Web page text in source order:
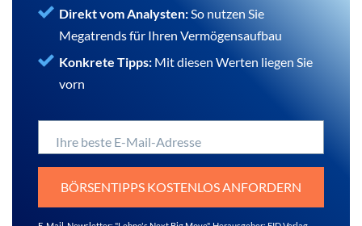
Direkt vom Analysten:So nutzen Sie
Megatrends für Ihren Vermögensaufbau
Konkrete Tipps: Mit diesen Werten liegen Sie
vorn
Ihre beste E-Mail-Adresse
BÖRSENTIPPS KOSTENLOS ANFORDERN